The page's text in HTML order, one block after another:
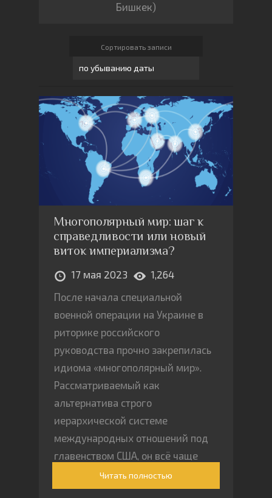
Бишкек)
Сортировать записи
Многополярный мир: шаг к
справедливости или новый
виток империализма?
17 мая 2023
1,264
После начала специальной
военной операции на Украине в
риторике российского
руководства прочно закрепилась
идиома «многополярный мир».
Рассматриваемый как
альтернатива строго
иерархической системе
международных отношений под
главенством США, он всё чаще
предстаёт в официальной
пропаганде как главная цель
Читать полностью